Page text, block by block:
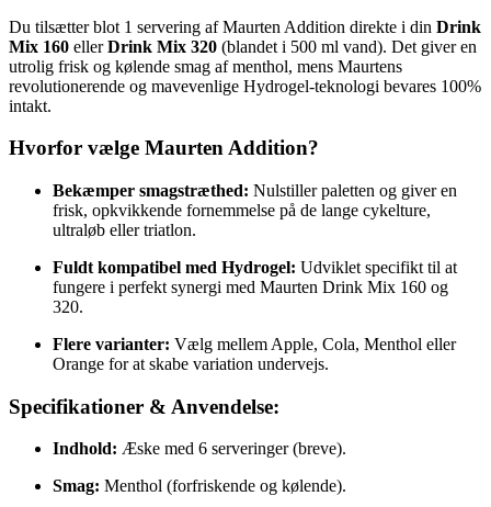
Du tilsætter blot 1 servering af Maurten Addition direkte i din Drink
Mix 160 ellerDrink Mix 320 (blandet i 500 ml vand). Det giver en
utrolig frisk og kølende smag af menthol, mens Maurtens
revolutionerende og mavevenlige Hydrogel-teknologi bevares 100%
intakt.
Hvorfor vælge Maurten Addition?
Bekæmper smagstræthed: Nulstiller paletten og giver en
frisk, opkvikkende fornemmelse på de lange cykelture,
ultraløb eller triatlon.
Fuldt kompatibel med Hydrogel: Udviklet specifikt til at
fungere i perfekt synergi med Maurten Drink Mix 160 og
320.
Flere varianter: Vælg mellem Apple, Cola, Menthol eller
Orange for at skabe variation undervejs.
Specifikationer & Anvendelse:
Indhold: Æske med 6 serveringer (breve).
Smag: Menthol (forfriskende og kølende).